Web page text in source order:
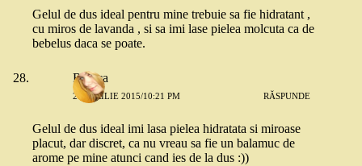
Gelul de dus ideal pentru mine trebuie sa fie hidratant ,
cu miros de lavanda , si sa imi lase pielea molcuta ca de
bebelus daca se poate.
Raluca
23 APRILIE 2015/10:21 PM RĂSPUNDE
Gelul de dus ideal imi lasa pielea hidratata si miroase
placut, dar discret, ca nu vreau sa fie un balamuc de
arome pe mine atunci cand ies de la dus :))